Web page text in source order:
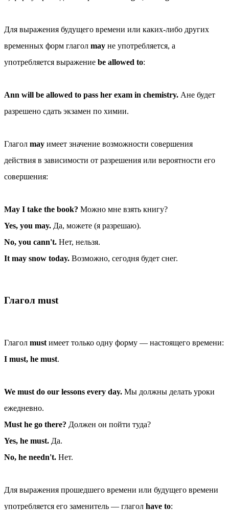
Для выражения будущего времени или каких-либо других
временных форм глагол may не употребляется, а
употребляется выражение be allowed to:
Ann will be allowed to pass her exam in chemistry. Ане будет
разрешено сдать экзамен по химии.
Глагол may имеет значение возможности совершения
действия в зависимости от разрешения или вероятности его
совершения:
May I take the book? Можно мне взять книгу?
Yes, you may. Да, можете (я разрешаю).
No, you cann't. Нет, нельзя.
It may snow today. Возможно, сегодня будет снег.
Глагол must
Глагол must имеет только одну форму — настоящего времени:
I must, he must.
We must do our lessons every day. Мы должны делать уроки
ежедневно.
Must he go there? Должен он пойти туда?
Yes, he must. Да.
No, he needn't. Нет.
Для выражения прошедшего времени или будущего времени
употребляется его заменитель — глагол have to: